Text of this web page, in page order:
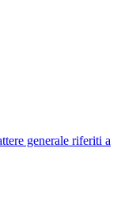
generale riferiti a